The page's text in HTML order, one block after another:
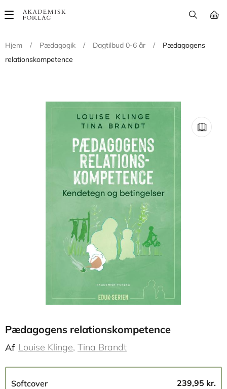
Main
Hjem
/ Pædagogik / Dagtilbud 0-6 år /
Pædagogens
relationskompetence
Pædagogens relationskompetence
Af Louise Klinge Tina Brandt
Softcover 239,95 kr.